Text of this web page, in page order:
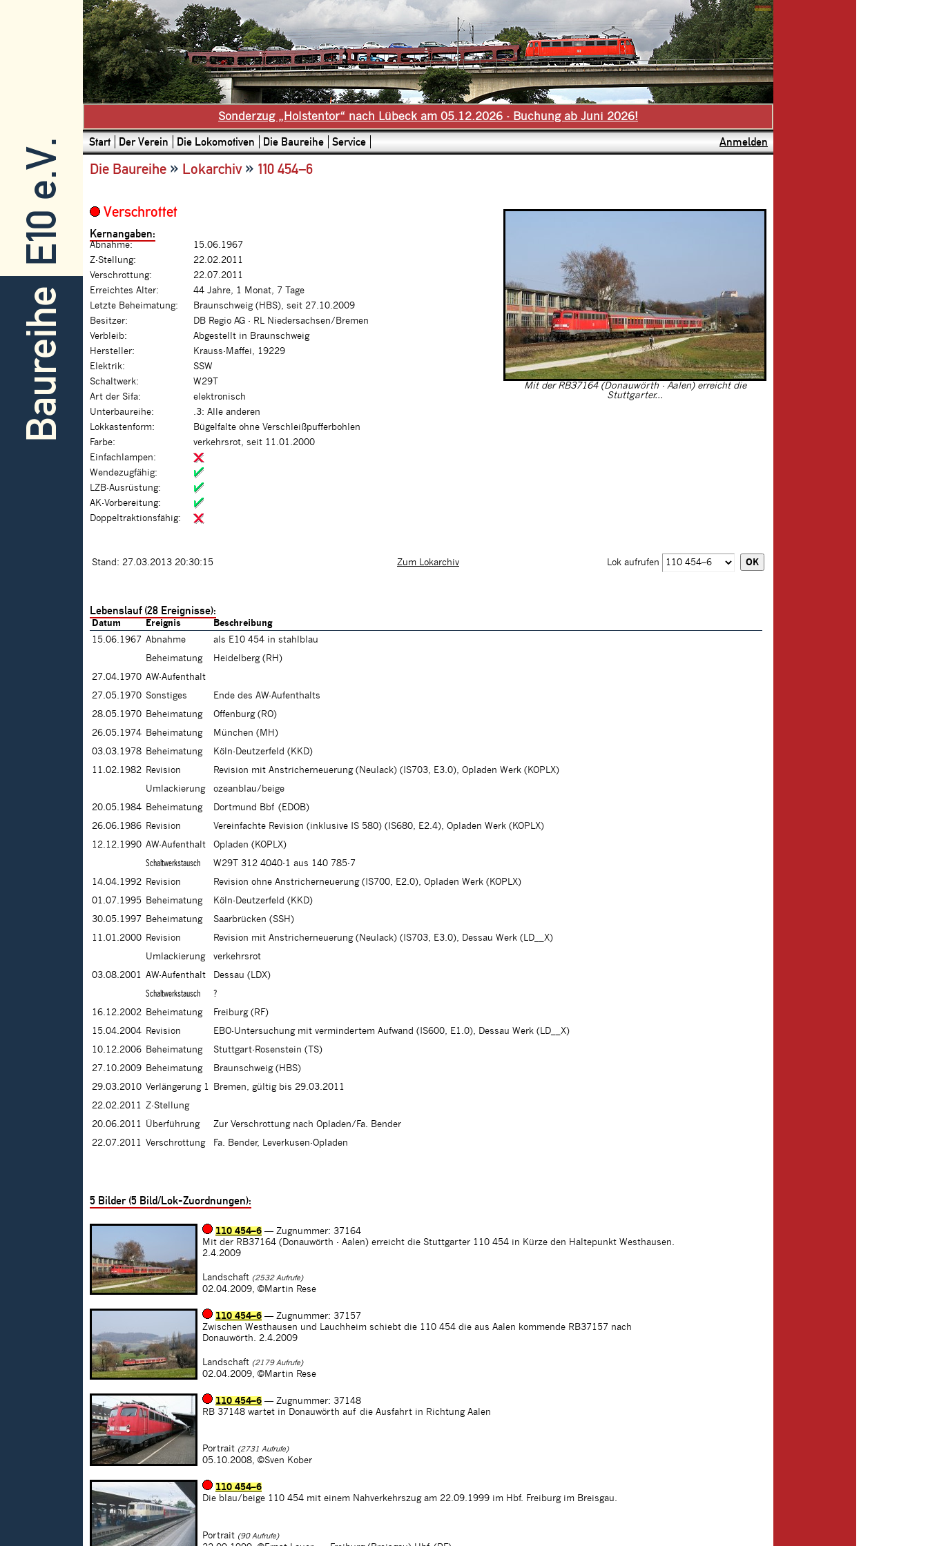
E10 e.V.
Baureihe
Sonderzug „Holstentor“ nach Lübeck am 05.12.2026 - Buchung ab Juni 2026!
Start Der Verein Die Lokomotiven Die Baureihe Service Anmelden
Die Baureihe » Lokarchiv» 110 454–6
Mit der RB37164 (Donauwörth - Aalen) erreicht die
Stuttgarter...
Verschrottet
Kernangaben:
Abnahme:
15.06.1967
Z-Stellung:
22.02.2011
Verschrottung:
22.07.2011
Erreichtes Alter:
44 Jahre, 1 Monat, 7 Tage
Letzte Beheimatung:
Braunschweig (HBS), seit 27.10.2009
Besitzer:
DB Regio AG - RL Niedersachsen/Bremen
Verbleib:
Abgestellt in Braunschweig
Hersteller:
Krauss-Maffei, 19229
Elektrik:
SSW
Schaltwerk:
W29T
Art der Sifa:
elektronisch
Unterbaureihe:
.3: Alle anderen
Lokkastenform:
Bügelfalte ohne Verschleißpufferbohlen
Farbe:
verkehrsrot, seit 11.01.2000
Einfachlampen:
Wendezugfähig:
LZB-Ausrüstung:
AK-Vorbereitung:
Doppeltraktionsfähig:
Stand: 27.03.2013 20:30:15 Zum Lokarchiv Lok aufrufen
Lebenslauf (28 Ereignisse):
Datum Ereignis
Beschreibung
15.06.1967 Abnahme
als E10 454 in stahlblau
Beheimatung
Heidelberg (RH)
27.04.1970 AW-Aufenthalt
27.05.1970 Sonstiges
Ende des AW-Aufenthalts
28.05.1970 Beheimatung
Offenburg (RO)
26.05.1974 Beheimatung
München (MH)
03.03.1978 Beheimatung
Köln-Deutzerfeld (KKD)
11.02.1982 Revision
Revision mit Anstricherneuerung (Neulack) (IS703, E3.0), Opladen Werk (KOPLX)
Umlackierung
ozeanblau/beige
20.05.1984 Beheimatung
Dortmund Bbf (EDOB)
26.06.1986 Revision
Vereinfachte Revision (inklusive IS 580) (IS680, E2.4), Opladen Werk (KOPLX)
12.12.1990 AW-Aufenthalt
Opladen (KOPLX)
Schaltwerkstausch
W29T 312 4040-1 aus 140 785-7
14.04.1992 Revision
Revision ohne Anstricherneuerung (IS700, E2.0), Opladen Werk (KOPLX)
01.07.1995 Beheimatung
Köln-Deutzerfeld (KKD)
30.05.1997
Beheimatung
Saarbrücken (SSH)
11.01.2000 Revision
Revision mit Anstricherneuerung (Neulack) (IS703, E3.0), Dessau Werk (LD__X)
Umlackierung
verkehrsrot
03.08.2001 AW-Aufenthalt
Dessau (LDX)
Schaltwerkstausch
?
16.12.2002 Beheimatung
Freiburg (RF)
15.04.2004 Revision
EBO-Untersuchung mit vermindertem Aufwand (IS600, E1.0), Dessau Werk (LD__X)
10.12.2006 Beheimatung
Stuttgart-Rosenstein (TS)
27.10.2009 Beheimatung
Braunschweig (HBS)
29.03.2010 Verlängerung 1
Bremen, gültig bis 29.03.2011
22.02.2011 Z-Stellung
20.06.2011 Überführung
Zur Verschrottung nach Opladen/Fa. Bender
22.07.2011 Verschrottung Fa. Bender, Leverkusen-Opladen
5 Bilder (5 Bild/Lok-Zuordnungen):
110 454–6 — Zugnummer: 37164
Mit der RB37164 (Donauwörth - Aalen) erreicht die Stuttgarter 110 454 in Kürze den Haltepunkt Westhausen.
2.4.2009
Landschaft (2532 Aufrufe)
02.04.2009, ©Martin Rese
110 454–6 — Zugnummer: 37157
Zwischen Westhausen und Lauchheim schiebt die 110 454 die aus Aalen kommende RB37157 nach
Donauwörth. 2.4.2009
Landschaft (2179 Aufrufe)
02.04.2009, ©Martin Rese
110 454–6 — Zugnummer: 37148
RB 37148 wartet in Donauwörth auf die Ausfahrt in Richtung Aalen
Portrait (2731 Aufrufe)
05.10.2008, ©Sven Kober
110 454–6
Die blau/beige 110 454 mit einem Nahverkehrszug am 22.09.1999 im Hbf. Freiburg im Breisgau.
Portrait (90 Aufrufe)